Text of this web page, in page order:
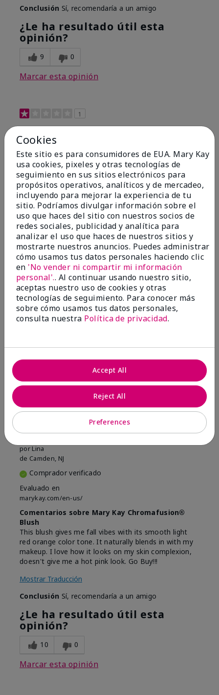
Conclusión Sí, recomendaría a un amigo
¿Le ha resultado útil esta
opinión?
9 0
Marcar esta opinión
1
Not a favorite
EnviadoHace 9 meses
por Bette B.
deGreen Valley
Comprador verificado
Evaluado en
marykay.com/en-us/
Comentarios sobre Mary Kay Chromafusion®
Blush
The blush is hard to get used to - it goes on very
heavy and then needs to be softened. I think I will
stick with my old brand for now.
Mostrar Traducción
ConclusiónNo, no recomendaría a un amigo
¿Le ha resultado útil esta
16 5
Marcar esta opinión
porLina
de Camden, NJ
Comprador verificado
Evaluado en
marykay.com/en-us/
Comentarios sobre Mary Kay Chromafusion®
Blush
This blush gives me fall vibes with its smooth light
red orange color tone. It naturally blends in with my
makeup. I love how it looks on my skin complexion,
doesn't give me a hot pink look. Go Buy!!!
Mostrar Traducción
Conclusión Sí, recomendaría a un amigo
¿Le ha resultado útil esta
opinión?
10 0
Marcar esta opinión
Cookies
Este sitio es para consumidores de EUA. Mary Kay
usa cookies, pixeles y otras tecnologías de
seguimiento en sus sitios electrónicos para
propósitos operativos, analíticos y de mercadeo,
incluyendo para mejorar la experiencia de tu
sitio. Podríamos divulgar información sobre el
uso que haces del sitio con nuestros socios de
redes sociales, publicidad y analítica para
analizar el uso que haces de nuestros sitios y
mostrarte nuestros anuncios. Puedes administrar
cómo usamos tus datos personales haciendo clic
en 'No vender ni compartir mi información
personal'.. Al continuar usando nuestro sitio,
aceptas nuestro uso de cookies y otras
tecnologías de seguimiento. Para conocer más
sobre cómo usamos tus datos personales,
consulta nuestra Política de privacidad.
Preferences
Reject All
Accept All